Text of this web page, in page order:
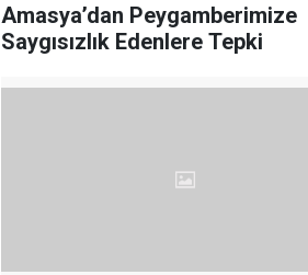
Amasya’dan Peygamberimize
Saygısızlık Edenlere Tepki